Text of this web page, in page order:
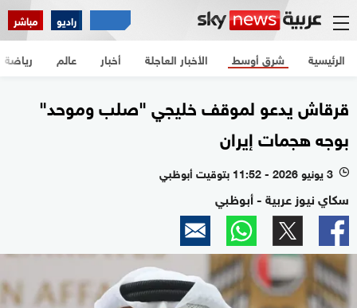
راديو مباشر
الرئيسية الأخبار العاجلة أخبار شرق أوسط عالم رياضة
قرقاش يدعو لموقف خليجي "صلب وموحد"
بوجه هجمات إيران
l 3 يونيو 2026 - 11:52 بتوقيت أبوظبي
سكاي نيوز عربية - أبوظبي